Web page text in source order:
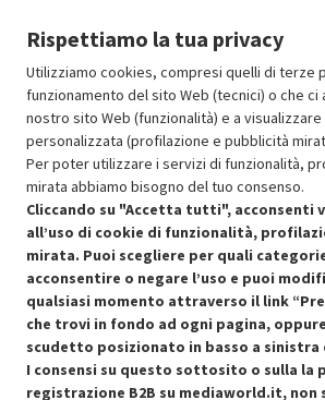
Aggiungi al carrello
OFFERTE IMPERDIBILI
Risparmio garantito rispetto al
Condizioni generali di vendita
Cookie Policy
Preferenze cookie
Rispettiamo la tua privacy
Utilizziamo cookies, compresi quelli di terze
funzionamento del sito Web (tecnici) o che
nostro sito Web (funzionalità) e a
personalizzata (profilazione e pubblicità
Per poter utilizzare i servizi di funzionalità,
mirata abbiamo bisogno del tuo consenso.
Cliccando su "Accetta tutti", acconsenti
all’uso di cookie di funzionalità,
mirata. Puoi scegliere per quali
acconsentire o negare l’uso e puoi
qualsiasi momento attraverso il link
che trovi in fondo ad ogni pagina,
scudetto posizionato in basso a sinistra
I consensi su questo sottosito o sulla la
registrazione B2B su mediaworld.it, non